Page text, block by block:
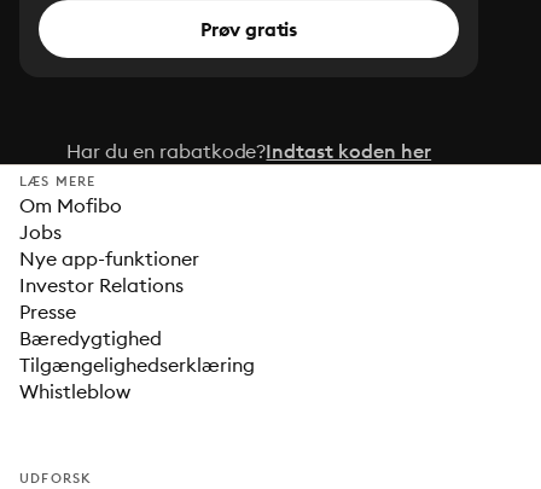
Prøv gratis
Har du en rabatkode?Indtast koden her
LÆS MERE
Om Mofibo
Jobs
Nye app-funktioner
Investor Relations
Presse
Bæredygtighed
Tilgængelighedserklæring
Whistleblow
UDFORSK